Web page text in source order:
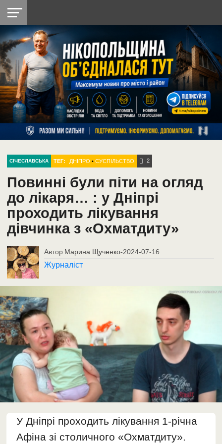
НІКОПОЛЬ
РАЙОН
СІЧЕСЛАВСЬКА
УКРАЇНА
РЕТРО
НІКОПОЛЬ
ЛАЙТ
УКРАЇНА
ДОПОМОГА
РАДІО
СІЧЕСЛАВСЬКА ТЕГ: ДНІПРО •СУСПІЛЬСТВО 2
Повинні були піти на огляд
до лікаря… : у Дніпрі
проходить лікування
дівчинка з «Охматдиту»
Автор Марина Щученко-2024-07-16
Журналіст
У Дніпрі проходить лікування 1-річна
Афіна зі столичного «Охматдиту».